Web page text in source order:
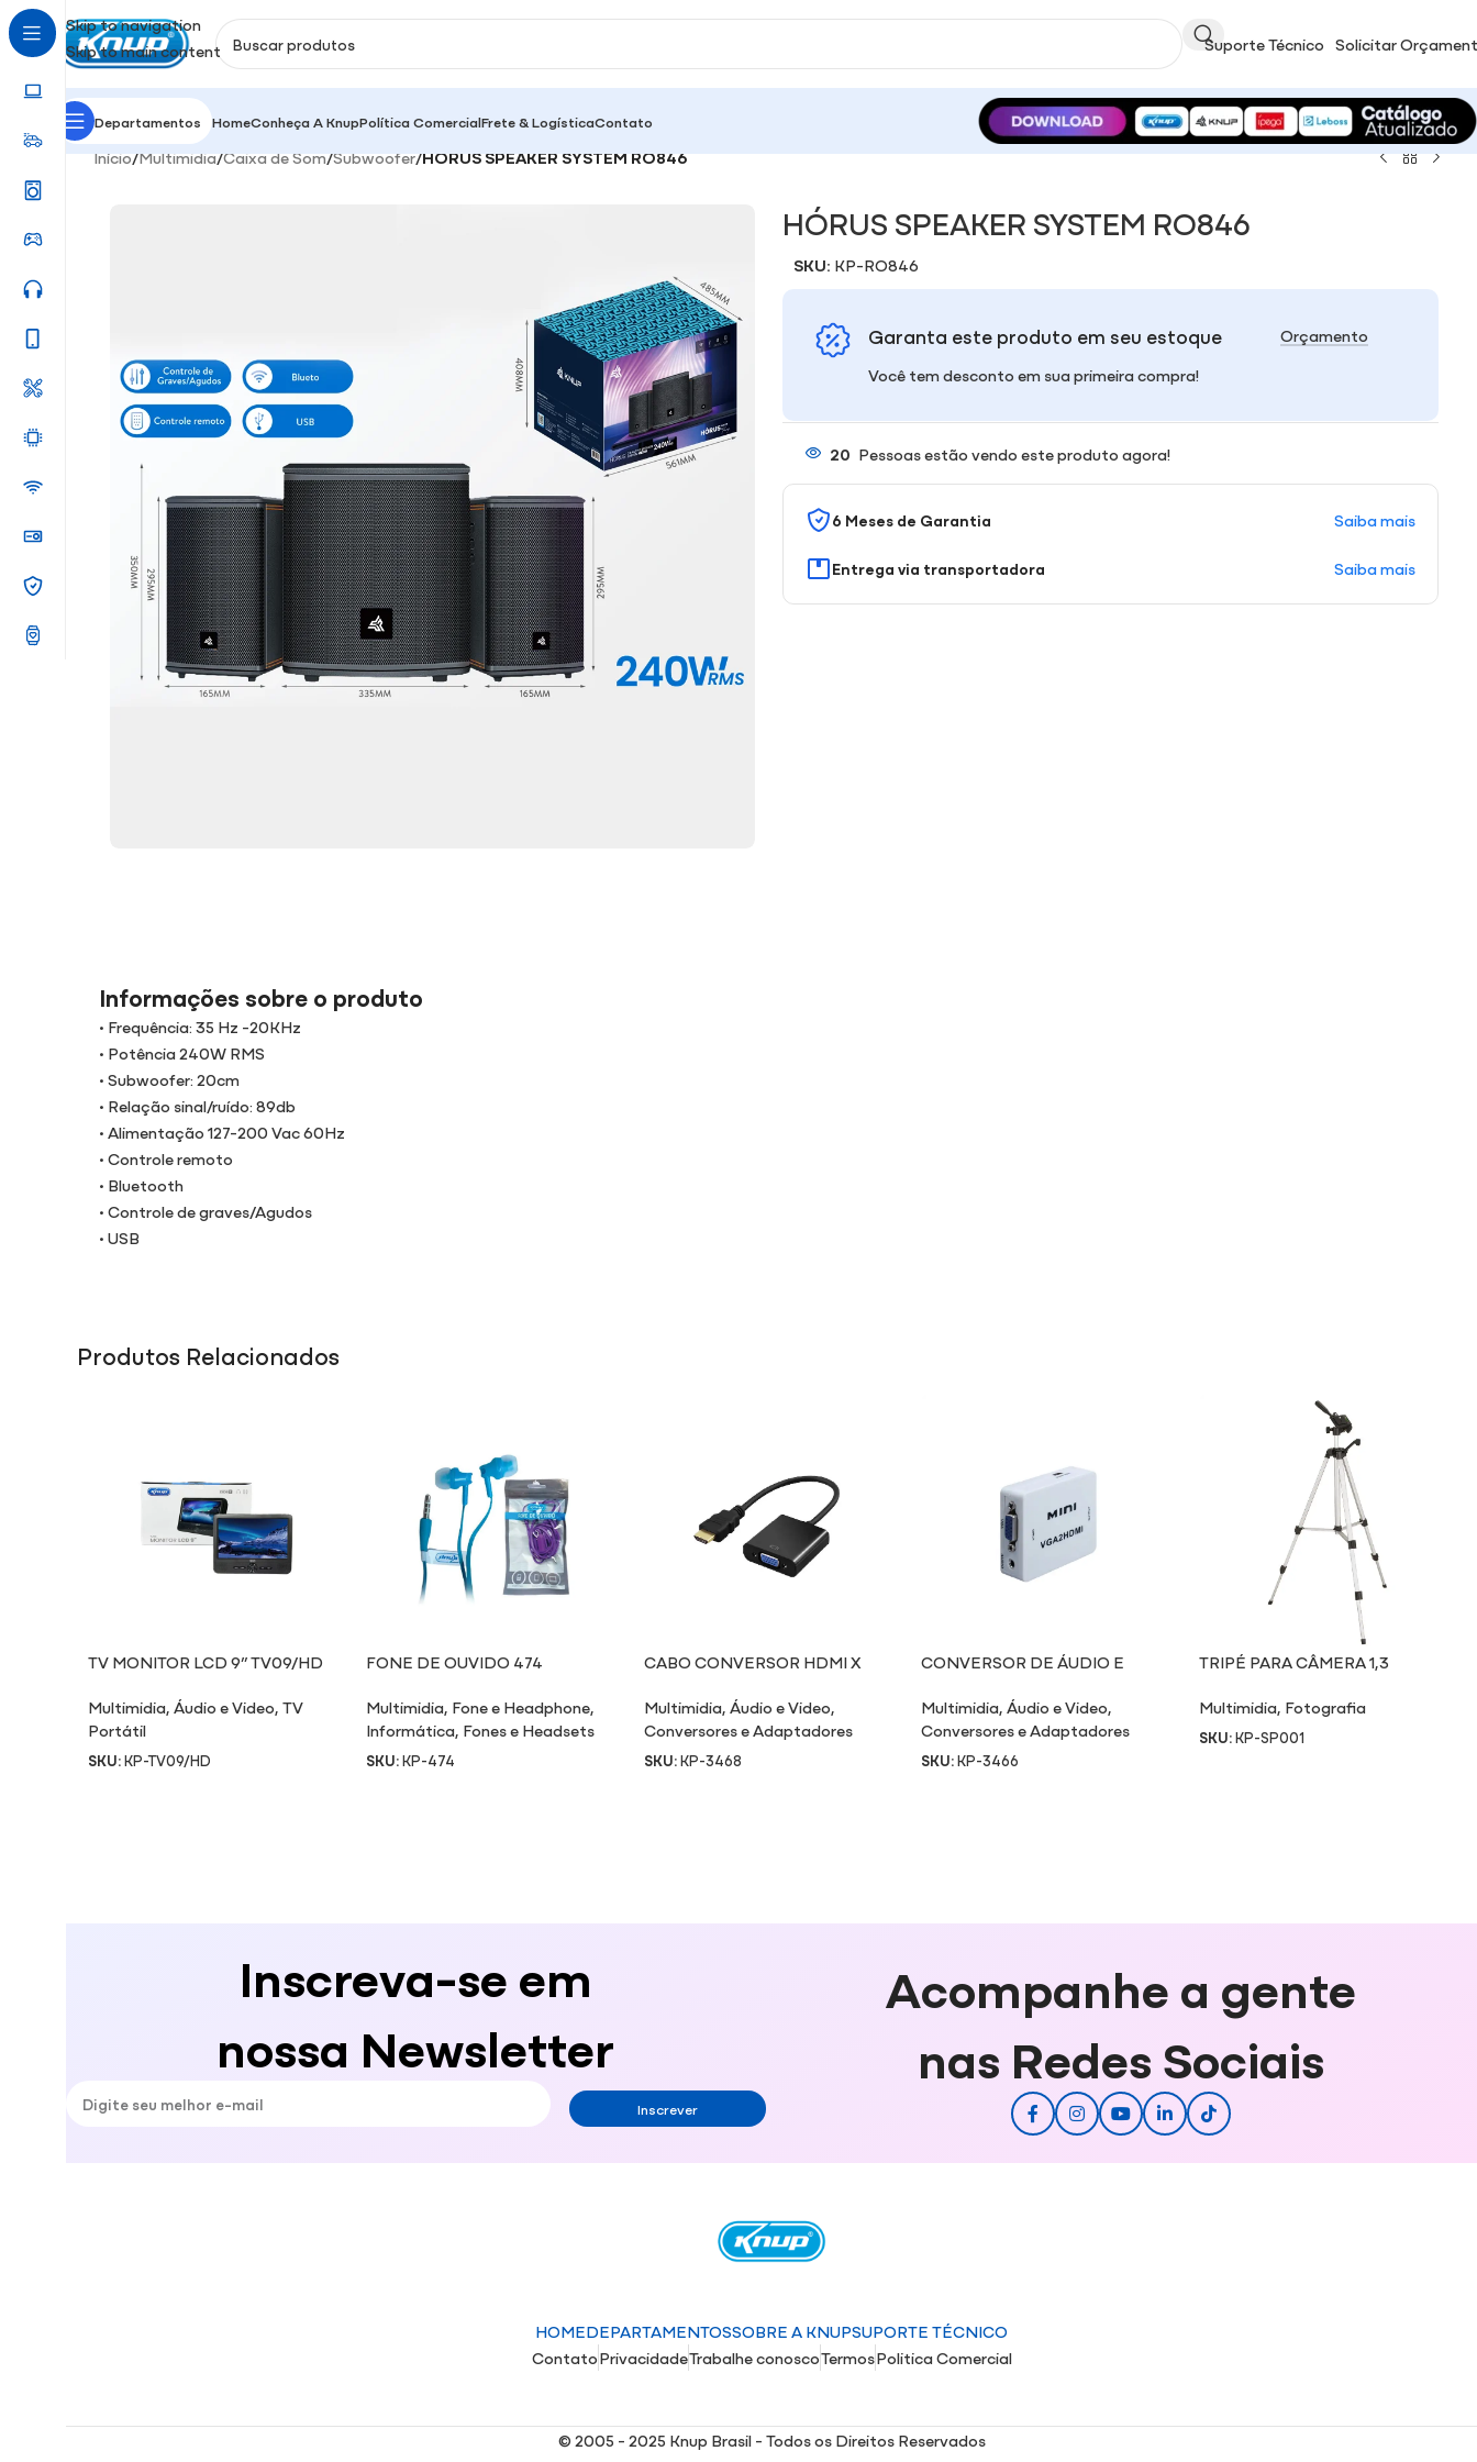
Skip to navigation
Skip to main content
Suporte Técnico Solicitar
Departamentos HomeConheça A KnupPolítica ComercialFrete & LogísticaContato
Início/Multimidia/Caixa de Som/Subwoofer/HÓRUS SPEAKER SYSTEM RO846
HÓRUS SPEAKER SYSTEM RO846
SKU: KP-RO846
Garanta este produto em seu estoque
Você tem desconto em sua primeira compra!
Orçamento
20 Pessoas estão vendo este produto agora!
6 Meses de Garantia Saiba mais
Entrega via transportadora Saiba mais
Informações sobre o produto
• Frequência: 35 Hz -20KHz
• Potência 240W RMS
• Subwoofer: 20cm
• Relação sinal/ruído: 89db
• Alimentação 127-200 Vac 60Hz
• Controle remoto
• Bluetooth
• Controle de graves/Agudos
• USB
Produtos Relacionados
TV MONITOR LCD 9” TV09/HD
Multimidia,Áudio e Video,TV
Portátil
SKU:KP-TV09/HD
FONE DE OUVIDO 474
Multimidia, Fone e Headphone,
Informática, Fones e Headsets
SKU:KP-474
CABO CONVERSOR HDMI X
Multimidia,Áudio e Video,
Conversores e Adaptadores
SKU:KP-3468
CONVERSOR DE ÁUDIO E
Multimidia, Áudio e Video,
Conversores e Adaptadores
SKU:KP-3466
TRIPÉ PARA CÂMERA 1,3
Multimidia, Fotografia
SKU:KP-SP001
Inscreva-se em
nossa Newsletter
Inscrever
Acompanhe a gente
nas Redes Sociais
HOMEDEPARTAMENTOSSOBRE A KNUPSUPORTE TÉCNICO
ContatoPrivacidadeTrabalhe conoscoTermosPolitica Comercial
© 2005 - 2025 Knup Brasil - Todos os Direitos Reservados